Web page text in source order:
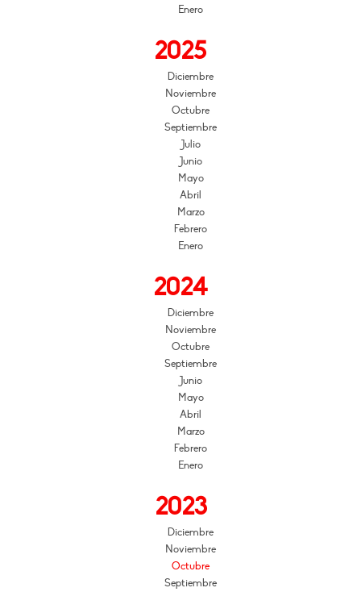
Enero
2025
Diciembre
Noviembre
Octubre
Septiembre
Julio
Junio
Mayo
Abril
Marzo
Febrero
Enero
2024
Diciembre
Noviembre
Octubre
Septiembre
Junio
Mayo
Abril
Marzo
Febrero
Enero
2023
Diciembre
Noviembre
Octubre
Septiembre